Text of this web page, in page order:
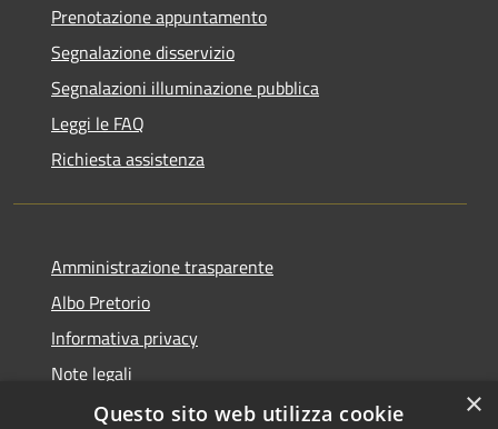
Prenotazione appuntamento
Segnalazione disservizio
Segnalazioni illuminazione pubblica
Leggi le FAQ
Richiesta assistenza
Amministrazione trasparente
Albo Pretorio
Informativa privacy
Note legali
Dichiarazione di accessibilità
×
Questo sito web utilizza cookie